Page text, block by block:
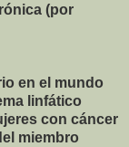
(por
en el mundo
linfático
con cáncer
miembro